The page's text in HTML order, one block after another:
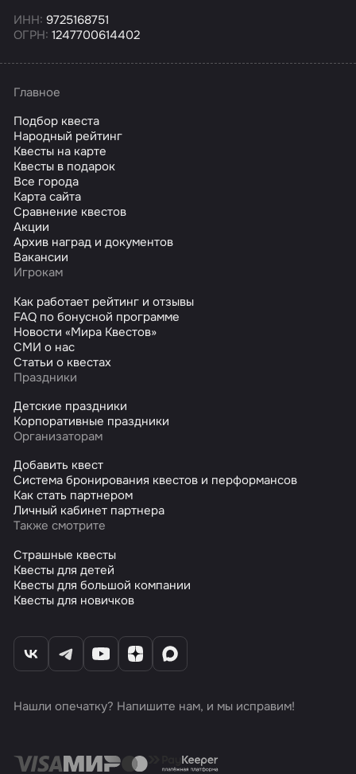
ИНН: 9725168751
ОГРН: 1247700614402
Главное
Подбор квеста
Народный рейтинг
Квесты на карте
Квесты в подарок
Все города
Карта сайта
Сравнение квестов
Акции
Архив наград и документов
Вакансии
Игрокам
Как работает рейтинг и отзывы
FAQ по бонусной программе
Новости «Мира Квестов»
СМИ о нас
Статьи о квестах
Праздники
Детские праздники
Корпоративные праздники
Организаторам
Добавить квест
Система бронирования квестов и перформансов
Как стать партнером
Личный кабинет партнера
Также смотрите
Страшные квесты
Квесты для детей
Квесты для большой компании
Квесты для новичков
Нашли опечатку? Напишите нам, и мы исправим!